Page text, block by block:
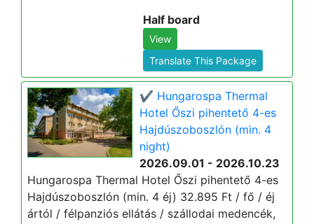
Half board
View
Translate This Package
✔️ Hungarospa Thermal
Hotel Őszi pihentető 4-es
Hajdúszoboszlón (min. 4
night)
2026.09.01 - 2026.10.23
Hungarospa Thermal Hotel Őszi pihentető 4-es
Hajdúszoboszlón (min. 4 éj) 32.895 Ft / fő / éj
ártól / félpanziós ellátás / szállodai medencék,